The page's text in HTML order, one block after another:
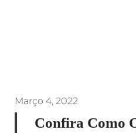
Março 4, 2022
Confira Como